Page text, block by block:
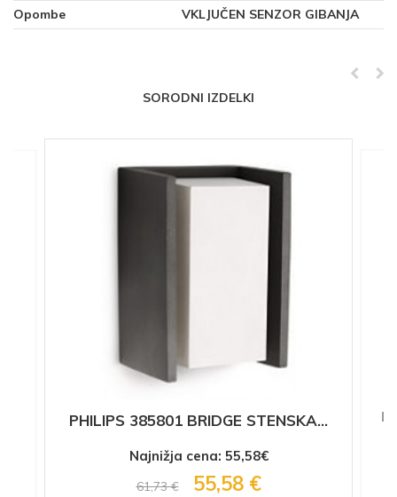
Opombe VKLJUČEN SENZOR GIBANJA
SORODNI IZDELKI
PHILIPS 385801 BRIDGE STENSKA...
Najnižja cena: 55,58€
61,73 € 55,58 €